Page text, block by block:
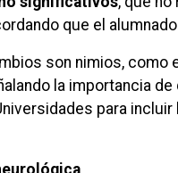
que el
son nimios, como
la importancia
para incluir